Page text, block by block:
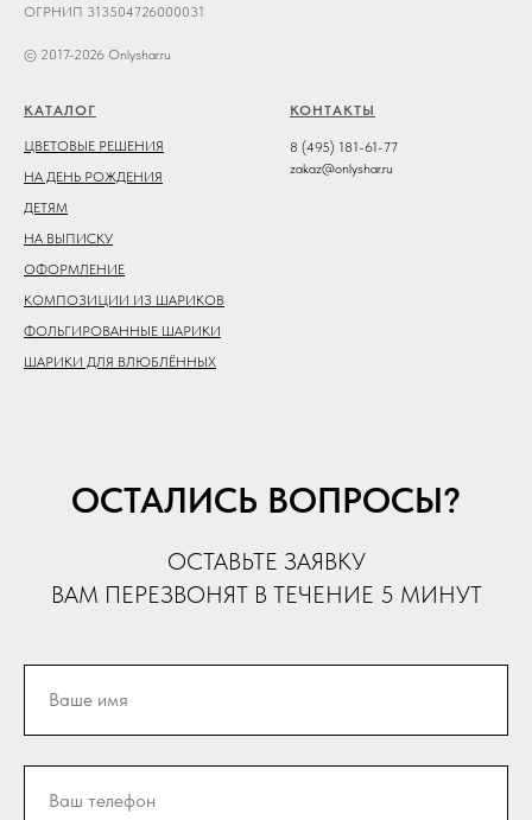
ОГРНИП 313504726000031
© 2017-2026 Onlyshar.ru
КАТАЛОГ
ЦВЕТОВЫЕ РЕШЕНИЯ
НА ДЕНЬ РОЖДЕНИЯ
ДЕТЯМ
НА ВЫПИСКУ
ОФОРМЛЕНИЕ
КОМПОЗИЦИИ ИЗ ШАРИКОВ
ФОЛЬГИРОВАННЫЕ ШАРИКИ
ШАРИКИ ДЛЯ ВЛЮБЛЁННЫХ
КОНТАКТЫ
8 (495) 181-61-77
zakaz@onlyshar.ru
ОСТАЛИСЬ ВОПРОСЫ?
ОСТАВЬТЕ ЗАЯВКУ
ВАМ ПЕРЕЗВОНЯТ В ТЕЧЕНИЕ 5 МИНУТ